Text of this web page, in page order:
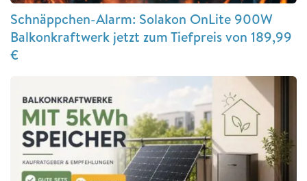
Schnäppchen-Alarm: Solakon OnLite 900W
Balkonkraftwerk jetzt zum Tiefpreis von 189,99
€